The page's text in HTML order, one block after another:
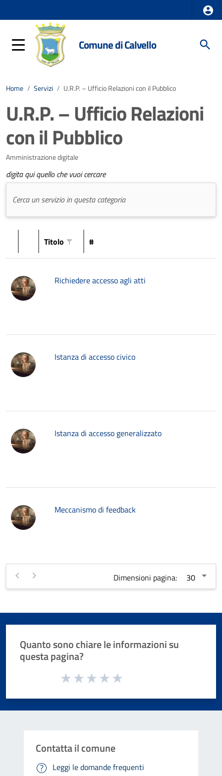
Comune di Calvello
Home / Servizi / U.R.P. – Ufficio Relazioni con il Pubblico
U.R.P. – Ufficio Relazioni
con il Pubblico
Amministrazione digitale
digita qui quello che vuoi cercare
Titolo #
Richiedere accesso agli atti
Istanza di accesso civico
Istanza di accesso generalizzato
Meccanismo di feedback
Dimensioni pagina:
Quanto sono chiare le informazioni su
questa pagina?
Valuta da 1 a 5 stelle la pagina
Contatta il comune
Leggi le domande frequenti